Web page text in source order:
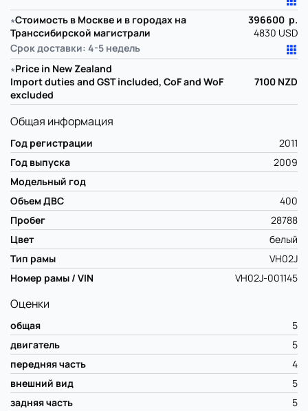
∗Стоимость в Москве и в городах на
Транссибирской магистрали
Срок доставки: 4-5 недель
396600 р.
4830 USD
∗Price in New Zealand
Import duties and GST included, CoF and WoF
excluded
7100 NZD
Общая информация
Год регистрации
2011
Год выпуска
2009
Модельный год
Объем ДВС
400
Пробег
28788
Цвет
белый
Тип рамы
VH02J
Номер рамы / VIN
VH02J-001145
Оценки
общая
5
двигатель
5
передняя часть
4
внешний вид
5
задняя часть
5